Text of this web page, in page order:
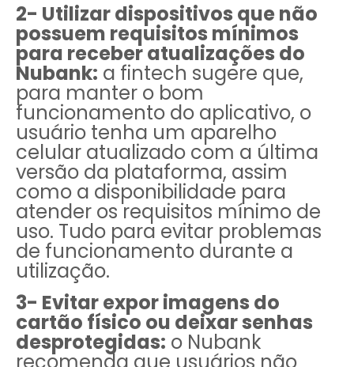
2- Utilizar dispositivos que não
possuem requisitos mínimos
para receber atualizações do
Nubank: a fintech sugere que,
para manter o bom
funcionamento do aplicativo, o
usuário tenha um aparelho
celular atualizado com a última
versão da plataforma, assim
como a disponibilidade para
atender os requisitos mínimo de
uso. Tudo para evitar problemas
de funcionamento durante a
utilização.
3- Evitar expor imagens do
cartão físico ou deixar senhas
desprotegidas: o Nubank